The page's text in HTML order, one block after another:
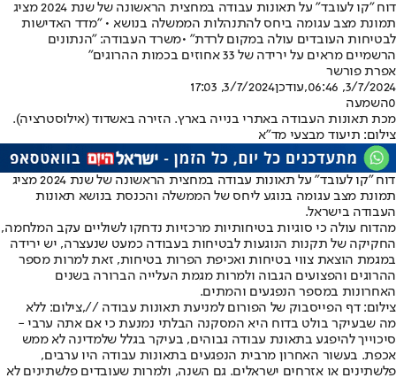
דוח "קו לעובד" על תאונות עבודה במחצית הראשונה של שנת 2024 מציג
תמונת מצב עגומה ביחס להתנהלות הממשלה בנושא • "מדד האדישות
לבטיחות העובדים עולה במקום לרדת" •משרד העבודה: "הנתונים
הרשמיים מראים על ירידה של 33 אחוזים בכמות ההרוגים"
אפרת פורשר
3/7/2024, 06:46
,עודכן3/7/2024, 17:03
0השמעה
מכת תאונות העבודה באתרי בנייה בארץ. הזירה באשדוד (אילוסטרציה).
צילום: תיעוד מבצעי מד"א
דוח "קו לעובד" על תאונות עבודה במחצית הראשונה של שנת 2024 מציג
תמונת מצב עגומה בנוגע ליחס של הממשלה והכנסת בנושא תאונות
העבודה בישראל.
מהדוח עולה כי סוגיות בטיחותיות מרכזיות נדחקו לשוליים עקב המלחמה,
החקיקה של תקנות הנוגעות לבטיחות בעבודה כמעט שנעצרה, יש ירידה
במגמת הוצאת צווי בטיחות ואכיפת הפרות בטיחות, זאת למרות מספר
ההרוגים והפצועים הגבוה ולמרות מגמת העלייה הברורה בשנים
האחרונות במספר הנפגעים והמתים.
צילום: דף הפייסבוק של הפורום למניעת תאונות עבודה //,צילום: ללא
מה שבעיקר בולט בדוח היא המסקנה הבלתי נמנעת כי אם אתה ערבי -
סיכוייך להיפגע בתאונת עבודה גבוהים, בעיקר בגלל שלמדינה לא ממש
אכפת. בעשור האחרון מרבית הנפגעים בתאונות עבודה היו ערבים,
פלשתינים או אזרחים ישראלים. גם השנה, ולמרות שעובדים פלשתינים לא